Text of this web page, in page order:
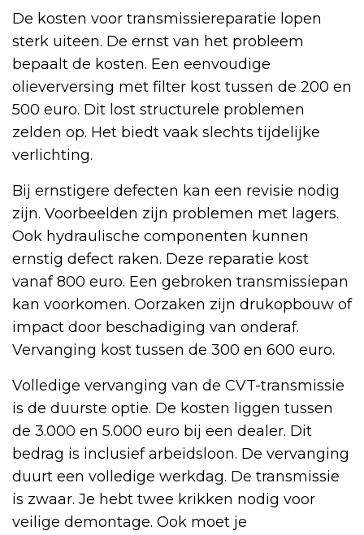
De kosten voor transmissiereparatie lopen
sterk uiteen. De ernst van het probleem
bepaalt de kosten. Een eenvoudige
olieverversing met filter kost tussen de 200 en
500 euro. Dit lost structurele problemen
zelden op. Het biedt vaak slechts tijdelijke
verlichting.
Bij ernstigere defecten kan een revisie nodig
zijn. Voorbeelden zijn problemen met lagers.
Ook hydraulische componenten kunnen
ernstig defect raken. Deze reparatie kost
vanaf 800 euro. Een gebroken transmissiepan
kan voorkomen. Oorzaken zijn drukopbouw of
impact door beschadiging van onderaf.
Vervanging kost tussen de 300 en 600 euro.
Volledige vervanging van de CVT-transmissie
is de duurste optie. De kosten liggen tussen
de 3.000 en 5.000 euro bij een dealer. Dit
bedrag is inclusief arbeidsloon. De vervanging
duurt een volledige werkdag. De transmissie
is zwaar. Je hebt twee krikken nodig voor
veilige demontage. Ook moet je